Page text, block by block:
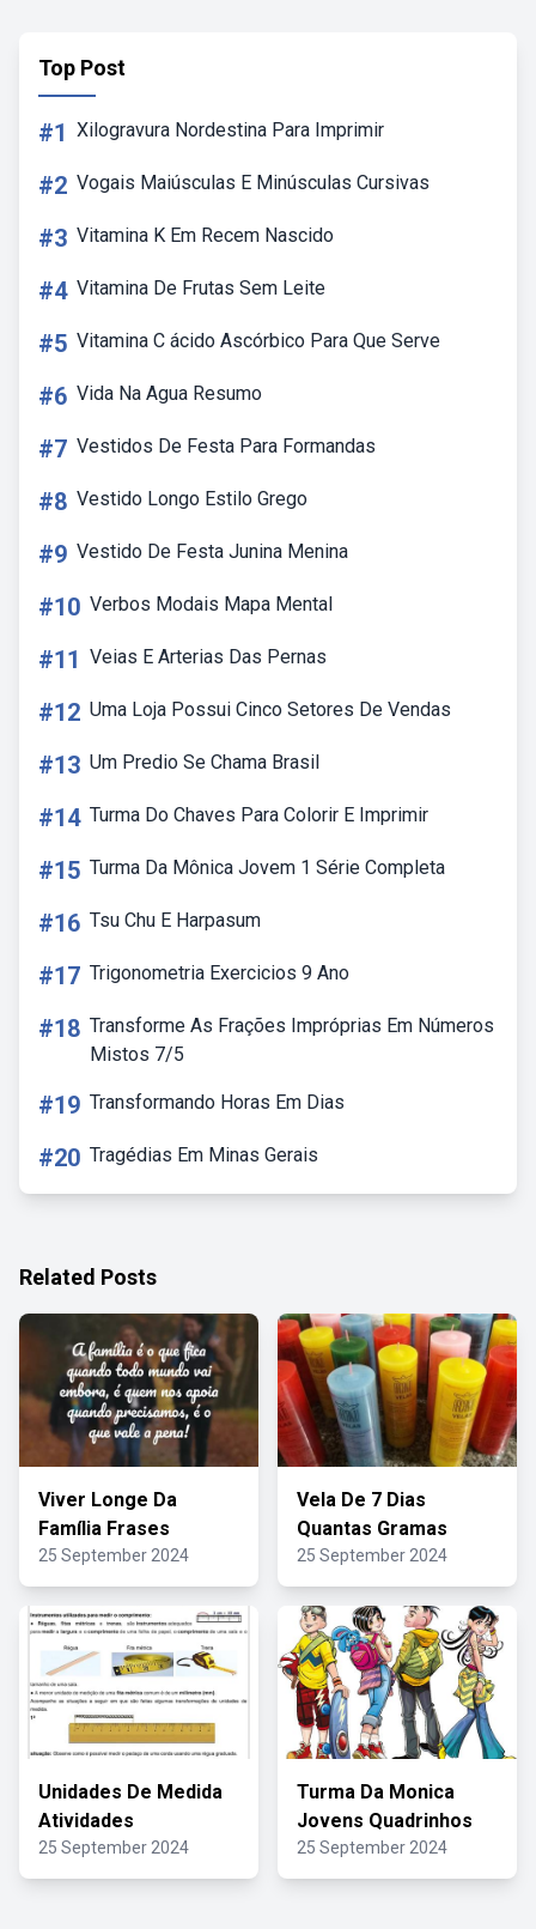
Top Post
#1 Xilogravura Nordestina Para Imprimir
#2 Vogais Maiúsculas E Minúsculas Cursivas
#3 Vitamina K Em Recem Nascido
#4 Vitamina De Frutas Sem Leite
#5 Vitamina C ácido Ascórbico Para Que Serve
#6 Vida Na Agua Resumo
#7 Vestidos De Festa Para Formandas
#8 Vestido Longo Estilo Grego
#9 Vestido De Festa Junina Menina
#10 Verbos Modais Mapa Mental
#11 Veias E Arterias Das Pernas
#12 Uma Loja Possui Cinco Setores De Vendas
#13 Um Predio Se Chama Brasil
#14 Turma Do Chaves Para Colorir E Imprimir
#15 Turma Da Mônica Jovem 1 Série Completa
#16 Tsu Chu E Harpasum
#17 Trigonometria Exercicios 9 Ano
#18 Transforme As Frações Impróprias Em Números
Mistos 7/5
#19 Transformando Horas Em Dias
#20 Tragédias Em Minas Gerais
Related Posts
Viver Longe Da
Família Frases
25 September 2024
Vela De 7 Dias
Quantas Gramas
25 September 2024
Unidades De Medida
Atividades
25 September 2024
Turma Da Monica
Jovens Quadrinhos
25 September 2024